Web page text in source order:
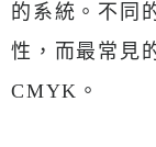
的系統。不同
性，而最常見
CMYK。